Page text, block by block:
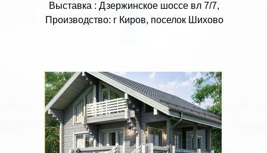
Выставка : Дзержинское шоссе вл 7/7,
Производство: г Киров, поселок Шихово